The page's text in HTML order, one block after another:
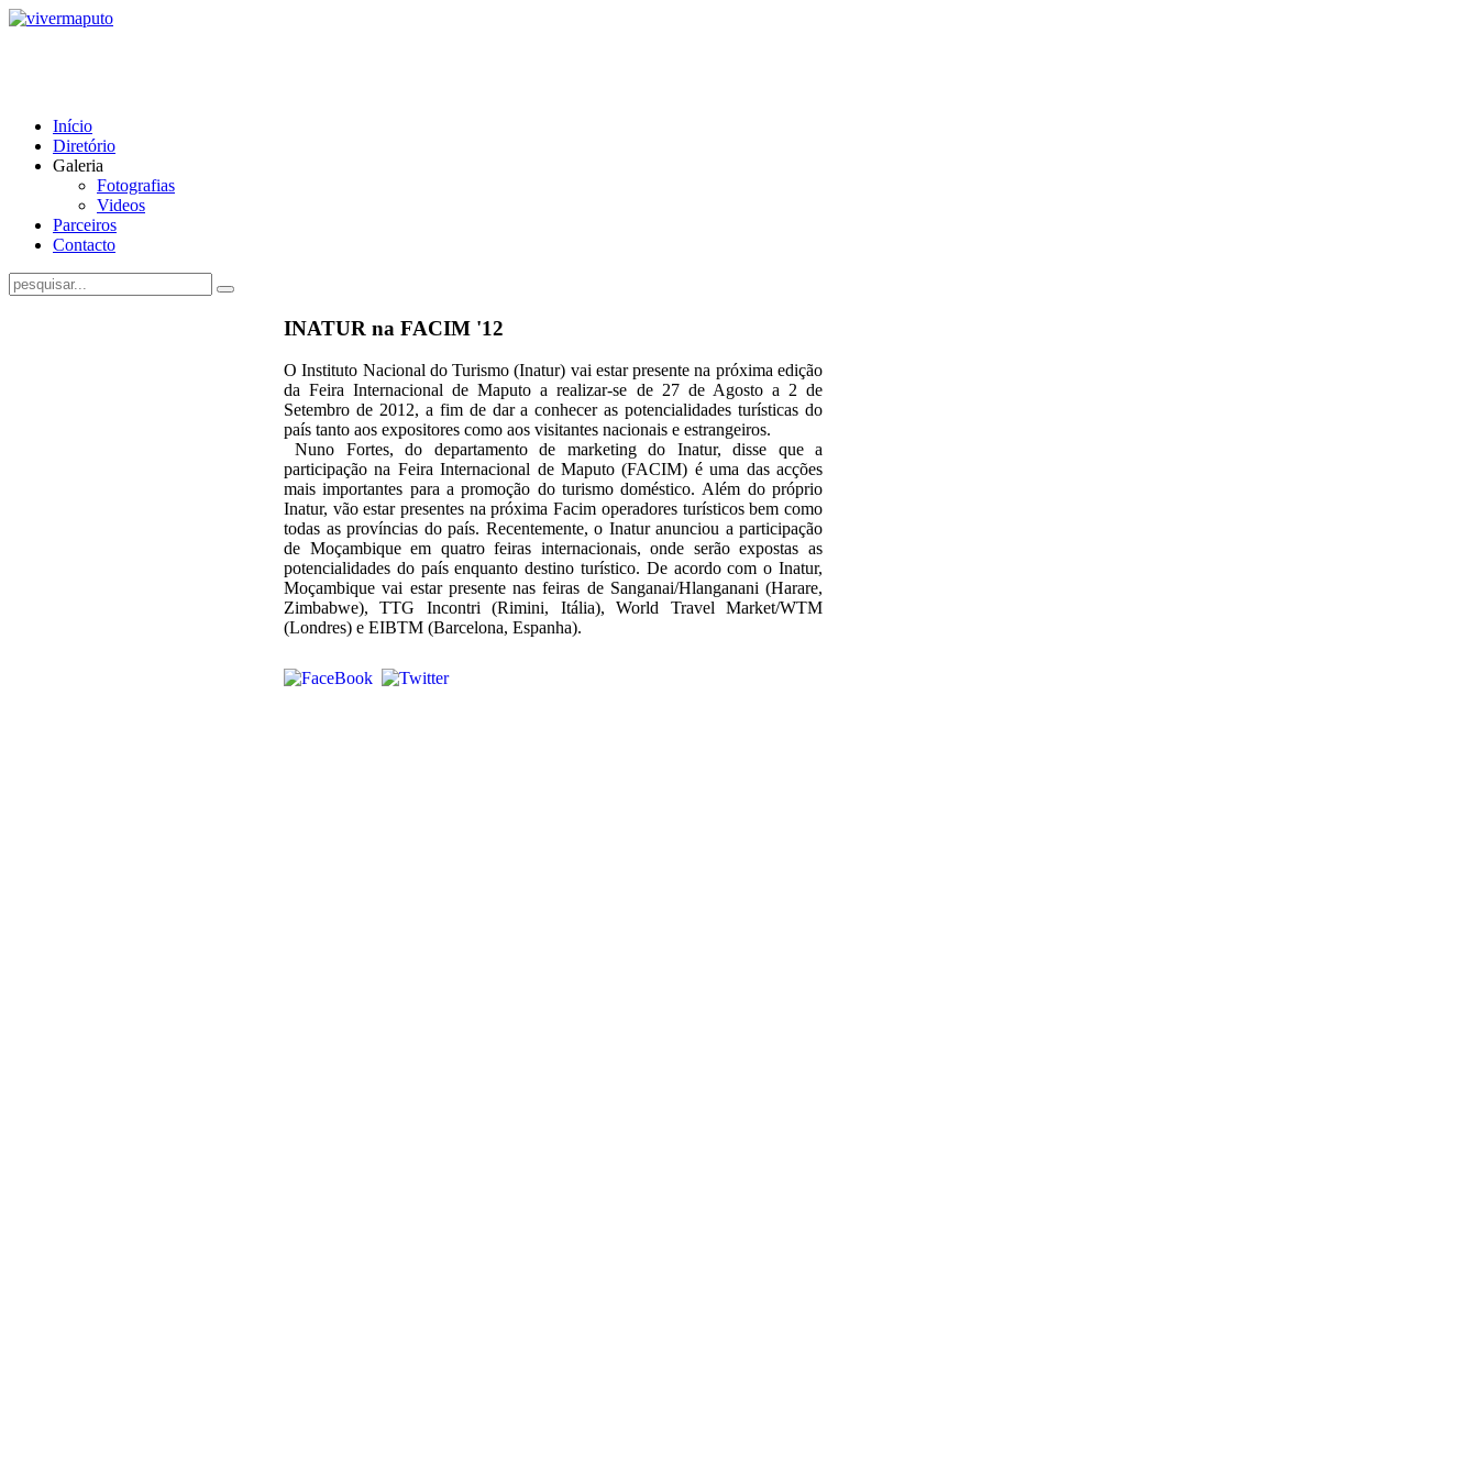
Início
Diretório
Galeria
Fotografias
Videos
Parceiros
Contacto
INATUR na FACIM '12
O Instituto Nacional do Turismo (Inatur) vai estar presente na próxima edição
da Feira Internacional de Maputo a realizar-se de 27 de Agosto a 2 de
Setembro de 2012, a fim de dar a conhecer as potencialidades turísticas do
país tanto aos expositores como aos visitantes nacionais e estrangeiros.
Nuno Fortes, do departamento de marketing do Inatur, disse que a
participação na Feira Internacional de Maputo (FACIM) é uma das acções
mais importantes para a promoção do turismo doméstico. Além do próprio
Inatur, vão estar presentes na próxima Facim operadores turísticos bem como
todas as províncias do país. Recentemente, o Inatur anunciou a participação
de Moçambique em quatro feiras internacionais, onde serão expostas as
potencialidades do país enquanto destino turístico. De acordo com o Inatur,
Moçambique vai estar presente nas feiras de Sanganai/Hlanganani (Harare,
Zimbabwe), TTG Incontri (Rimini, Itália), World Travel Market/WTM
(Londres) e EIBTM (Barcelona, Espanha).